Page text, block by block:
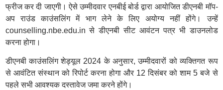
फ्रीज कर दी जाएगी। ऐसे उम्मीदवार एनबीई बोर्ड द्वारा आयोजित डीएनबी मॉप-
अप राउंड काउंसलिंग में भाग लेने के लिए अयोग्य नहीं होंगे। उन्हें
counselling.nbe.edu.in से डीएनबी सीट आवंटन पत्र भी डाउनलोड
करना होगा।
डीएनबी काउंसलिंग शेड्यूल 2024 के अनुसार, उम्मीदवारों को व्यक्तिगत रूप
से आवंटित संस्थान को रिपोर्ट करना होगा और 12 दिसंबर को शाम 5 बजे से
पहले सभी आवश्यक दस्तावेज जमा करने होंगे।